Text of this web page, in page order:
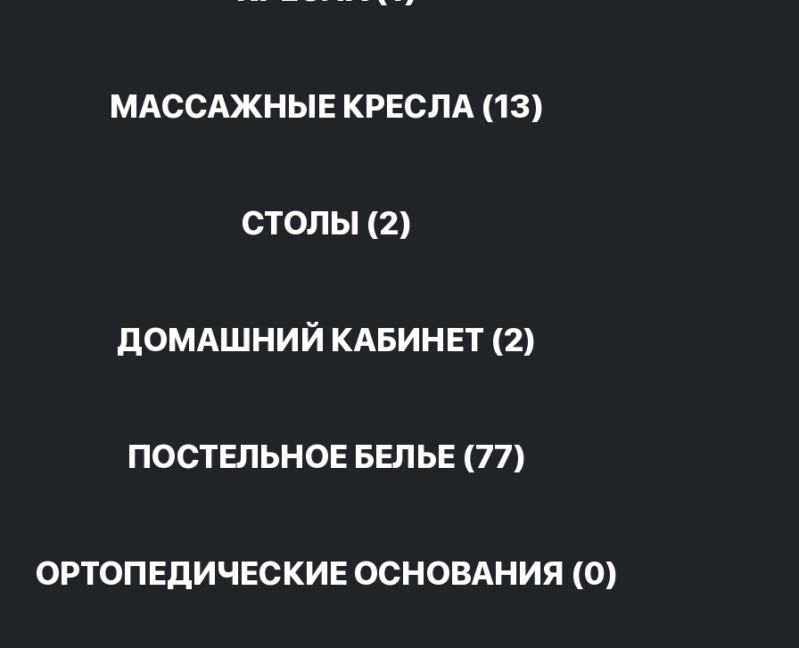
МАССАЖНЫЕ КРЕСЛА (13)
СТОЛЫ (2)
ДОМАШНИЙ КАБИНЕТ (2)
ПОСТЕЛЬНОЕ БЕЛЬЕ (77)
ОРТОПЕДИЧЕСКИЕ ОСНОВАНИЯ (0)